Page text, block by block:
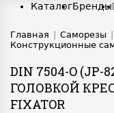
КаталогБренды
Главная Саморезы
Конструкционные
DIN 7504-O
ГОЛОВКОЙ
FIXATOR